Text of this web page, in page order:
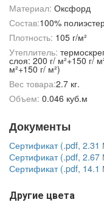
Материал: Оксфорд
Состав:100%
Плотность: 105 г/м²
Утеплитель:
слоя: 200 г/ м²+150 г/
м²+150 г/ м²)
Вес товара:2.7 кг.
Объем: 0.046 куб.м
Документы
Сертификат (.pdf,
Сертификат (.pdf,
Сертификат (.pdf,
Другие цвета